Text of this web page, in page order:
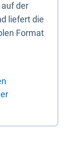
der
liefert die
Format